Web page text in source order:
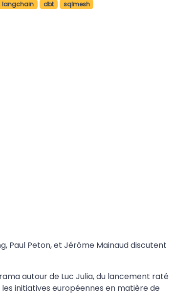
langchain dbt sqlmesh
Paul Peton, et Jérôme Mainaud discutent
autour de Luc Julia, du lancement raté
initiatives européennes en matière de